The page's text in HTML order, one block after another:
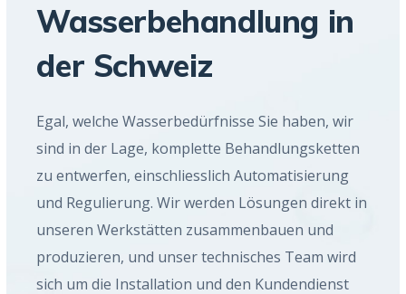
Wasserbehandlung in
der Schweiz
Egal, welche Wasserbedürfnisse Sie haben, wir
sind in der Lage, komplette Behandlungsketten
zu entwerfen, einschliesslich Automatisierung
und Regulierung. Wir werden Lösungen direkt in
unseren Werkstätten zusammenbauen und
produzieren, und unser technisches Team wird
sich um die Installation und den Kundendienst